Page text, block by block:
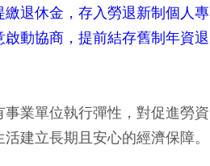
退休金，存入勞退新制個人專
動協商，提前結存舊制年資退
業單位執行彈性，對促進勞資
建立長期且安心的經濟保障。